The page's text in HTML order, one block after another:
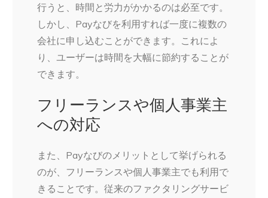
行うと、時間と労力がかかるのは必至です。
しかし、Payなびを利用すれば一度に複数の
会社に申し込むことができます。これによ
り、ユーザーは時間を大幅に節約することが
できます。
フリーランスや個人事業主
への対応
また、Payなびのメリットとして挙げられる
のが、フリーランスや個人事業主でも利用で
きることです。従来のファクタリングサービ